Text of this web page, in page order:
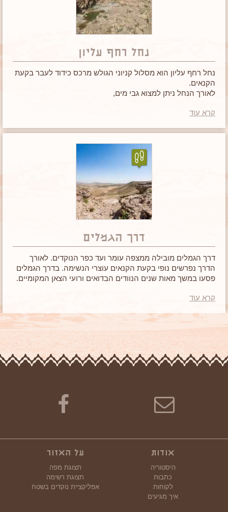
נחל רחף עליון
נחל רחף עליון הוא מסלול קניוני הגולש מרכס כידוד לעבר בקעת
הקנאים.
לאורך הנחל ניתן למצוא גבי מים,
לאיזור.
קרא עוד
דרך הגמלים
דרך הגמלים מובילה ממצפה עומר ועד כפר הנוקדים. לאורך
הדרך נפרשים נופי בקעת הקנאים עוצרי הנשימה. בדרך הגמלים
פסעו במשך מאות שנים הנוודים הבדואים ורועי הצאן המקומיים.
קרא עוד
אודות
היסטוריה
כתבות
לקוחות
איך מגיעים
על האזור
תצוגת מפה
תצוגת רשימה
אפליקציית נוקדים בשטח